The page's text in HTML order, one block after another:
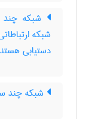
شبکه
شبکه
دستیابی
شبکه چند